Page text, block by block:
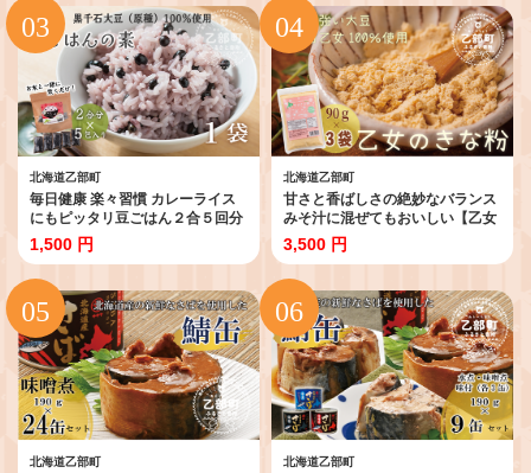
道産 缶詰 魚介 魚介類 海産物 非常
食 常温 人気 ランキング ふるさと
納税 贈答品 景品 粗品 手土産 祝い
ギフト惣菜 和食 弁当 笹谷商店 醤
油 しょうゆ 晩酌 父の日 ＞
道産 道産 笹谷商店 釧之助 缶詰 魚
介 魚介類 海産物 非常食 備蓄 防災
キャンプ 常温 人気 ランキング ふ
るさと納税 贈答品 景品 粗品 手土
産 祝い ギフト惣菜 和食 弁当 笹谷
商店 水煮 塩 晩酌 父の日 ＞
北海道乙部町
毎日健康 楽々習慣 カレーライス
にもピッタリ豆ごはん２合５回分
【豆ごはんの素：1袋】＜ カレー
ダイエット 健康 小粒 北海道 道産
乙部町 乙部町産 大豆 国産 国産大
豆 黒千石大豆 黒千石 原種 アント
シアニン ポリフェノール 簡単 豆
ごはん 小分け包装 ＞
1,500 円
北海道乙部町
甘さと香ばしさの絶妙なバランス
みそ汁に混ぜてもおいしい【乙女
のきな粉：3袋】＜ 北海道 乙部町
国産 大豆 だいず ダイズ 地大豆 大
莢白乙女 きな粉 きなこ イソフラ
ボン 栄養 腸活 甘く 香ばしい コク
常温 送料無料 粗品 景品 プレゼン
ト みそ汁 カレー ヨーグルト 牛乳
＞
3,500 円
北海道乙部町 北海道乙部町